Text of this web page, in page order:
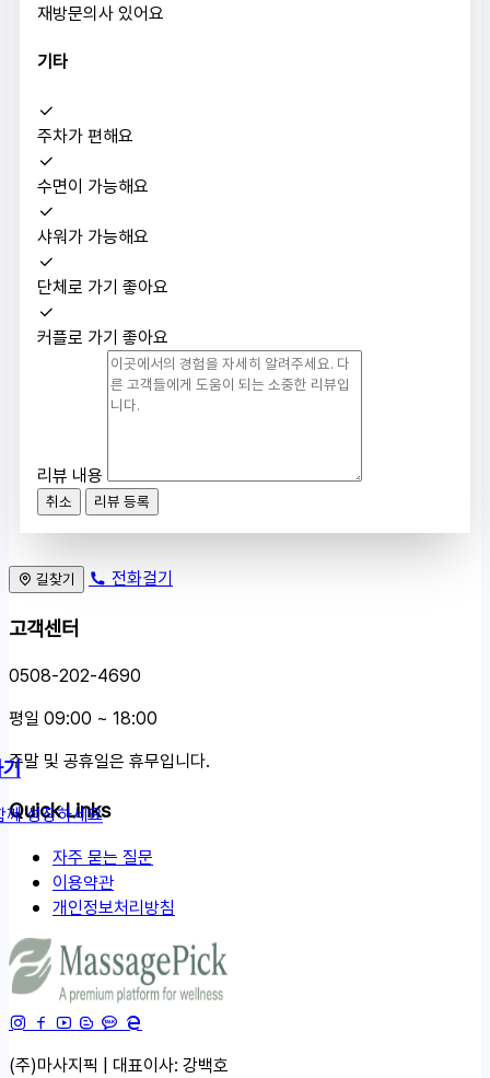
재방문의사 있어요
기타
주차가 편해요
수면이 가능해요
샤워가 가능해요
단체로 가기 좋아요
커플로 가기 좋아요
리뷰 내용
취소 리뷰 등록
길찾기 전화걸기
고객센터
0508-202-4690
평일 09:00 ~ 18:00
주말 및 공휴일은 휴무입니다.
Quick Links
자주 묻는 질문
이용약관
개인정보처리방침
(주)마사지픽 | 대표이사: 강백호
께 성장하세요